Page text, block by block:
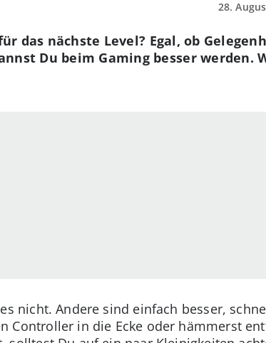
28.
das nächste Level? Egal, ob
Du beim Gaming besser werden.
nicht. Andere sind einfach besser,
Controller in die Ecke oder hämmerst